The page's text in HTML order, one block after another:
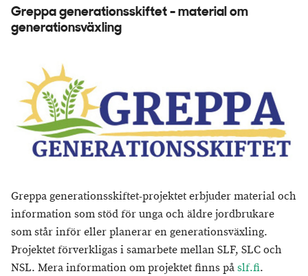
Greppa generationsskiftet - material om
generationsväxling
Greppa generationsskiftet-projektet erbjuder material och
information som stöd för unga och äldre jordbrukare
som står inför eller planerar en generationsväxling.
Projektet förverkligas i samarbete mellan SLF, SLC och
NSL. Mera information om projektet finns påslf.fi.